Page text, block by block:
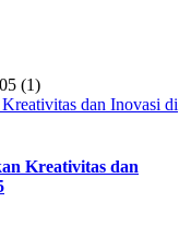
dan Inovasi di
Kreativitas dan